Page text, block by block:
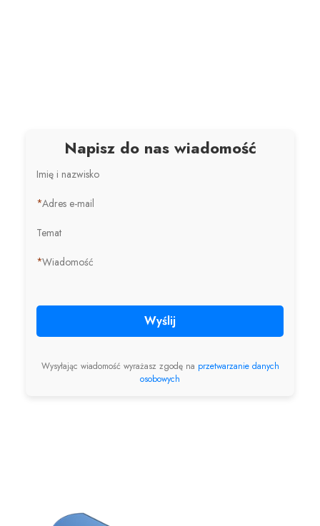
Napisz do nas wiadomość
Imię i nazwisko
*Adres e-mail
Temat
*Wiadomość
Wyślij
Wysyłając wiadomość wyrażasz zgodę na przetwarzanie danych
osobowych